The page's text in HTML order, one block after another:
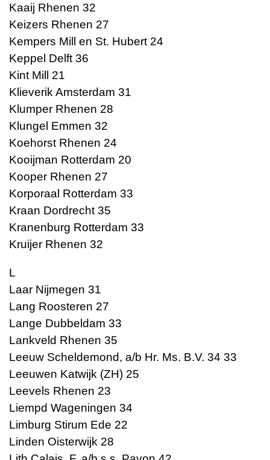
Kaaij Rhenen 32
Keizers Rhenen 27
Kempers Mill en St. Hubert 24
Keppel Delft 36
Kint Mill 21
Klieverik Amsterdam 31
Klumper Rhenen 28
Klungel Emmen 32
Koehorst Rhenen 24
Kooijman Rotterdam 20
Kooper Rhenen 27
Korporaal Rotterdam 33
Kraan Dordrecht 35
Kranenburg Rotterdam 33
Kruijer Rhenen 32
L
Laar Nijmegen 31
Lang Roosteren 27
Lange Dubbeldam 33
Lankveld Rhenen 35
Leeuw Scheldemond, a/b Hr. Ms. B.V. 34 33
Leeuwen Katwijk (ZH) 25
Leevels Rhenen 23
Liempd Wageningen 34
Limburg Stirum Ede 22
Linden Oisterwijk 28